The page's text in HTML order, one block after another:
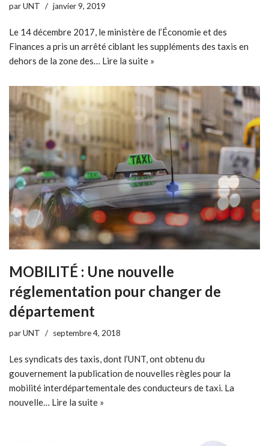
parUNT janvier 9, 2019
Le 14 décembre 2017, le ministère de l’Économie et des
Finances a pris un arrêté ciblant les suppléments des taxis en
dehors de la zone des… Lire la suite »
MOBILITÉ : Une nouvelle
réglementation pour changer de
département
parUNT septembre 4, 2018
Les syndicats des taxis, dont l’UNT, ont obtenu du
gouvernement la publication de nouvelles règles pour la
mobilité interdépartementale des conducteurs de taxi. La
nouvelle… Lire la suite »